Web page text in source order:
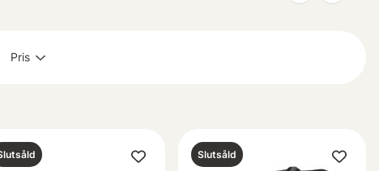
Pris
Slutsåld